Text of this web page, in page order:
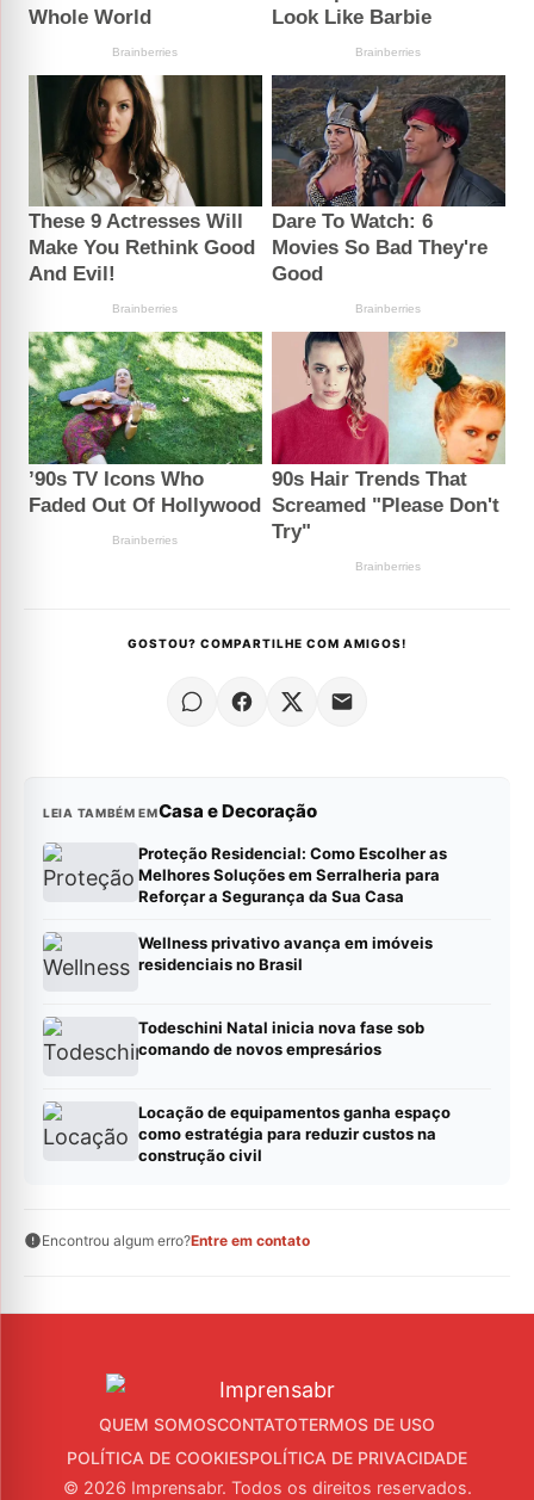
GOSTOU? COMPARTILHE COM AMIGOS!
LEIA TAMBÉM EMCasa e Decoração
Proteção Residencial: Como Escolher as
Melhores Soluções em Serralheria para
Reforçar a Segurança da Sua Casa
Wellness privativo avança em imóveis
residenciais no Brasil
Todeschini Natal inicia nova fase sob
comando de novos empresários
Locação de equipamentos ganha espaço
como estratégia para reduzir custos na
construção civil
Encontrou algum erro?Entre em contato
QUEM SOMOSCONTATOTERMOS DE USO
POLÍTICA DE COOKIESPOLÍTICA DE PRIVACIDADE
© 2026 Imprensabr. Todos os direitos reservados.